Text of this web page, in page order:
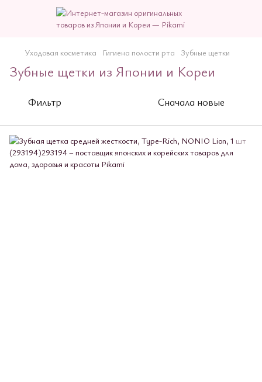
Уходовая косметика Гигиена полости рта Зубные щетки
Зубные щетки из Японии и Кореи
Фильтр Сначала новые